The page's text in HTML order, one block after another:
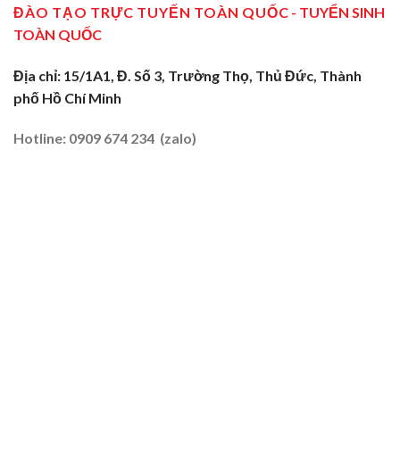
2026
Tại
Tại
Sóc
Nghề
Tại
Lúa
ĐÀO TẠO TRỰC TUYẾN TOÀN QUỐC - TUYỂN SINH
TOÀN QUỐC
Địa chỉ: 15/1A1, Đ. Số 3, Trường Thọ, Thủ Đức, Thành
phố Hồ Chí Minh
Hotline: 0909 674 234 (zalo)